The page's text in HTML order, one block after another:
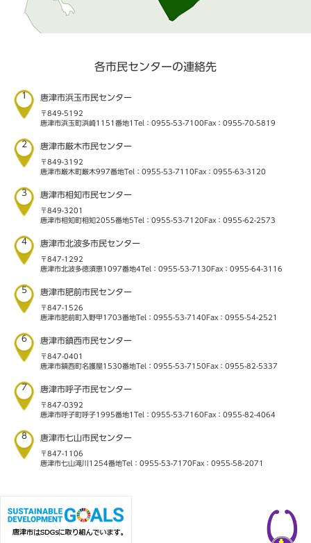
各市民センターの連絡先
1 唐津市浜玉市民センター
〒849-5192
唐津市浜玉町浜崎1151番地1 Tel：0955-53-7100 Fax：0955-70-5819
2 唐津市厳木市民センター
〒849-3192
唐津市厳木町厳木997番地Tel：0955-53-7110 Fax：0955-63-3120
3 唐津市相知市民センター
〒849-3201
唐津市相知町相知2055番地5Tel：0955-53-7120 Fax：0955-62-2573
4 唐津市北波多市民センター
〒847-1292
唐津市北波多徳須恵1097番地4Tel：0955-53-7130 Fax：0955-64-3116
5 唐津市肥前市民センター
〒847-1526
唐津市肥前町入野甲1703番地Tel：0955-53-7140 Fax：0955-54-2521
6 唐津市鎮西市民センター
〒847-0401
唐津市鎮西町名護屋1530番地Tel：0955-53-7150 Fax：0955-82-5337
7 唐津市呼子市民センター
〒847-0392
唐津市呼子町呼子1995番地1 Tel：0955-53-7160 Fax：0955-82-4064
8 唐津市七山市民センター
〒847-1106
唐津市七山滝川1254番地Tel：0955-53-7170 Fax：0955-58-2071